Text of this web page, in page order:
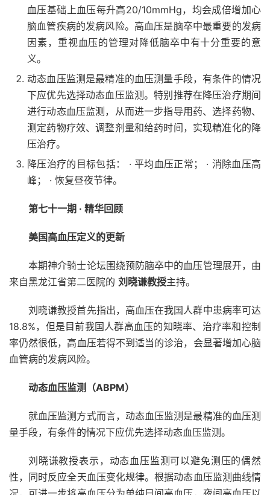
血压基础上血压每升高20/10mmHg，均会成倍增加心
脑血管疾病的发病风险。高血压是脑卒中最重要的发病
因素，重视血压的管理对降低脑卒中有十分重要的意
义。
动态血压监测是最精准的血压测量手段，有条件的情况
下应优先选择动态血压监测。特别推荐在降压治疗期间
进行动态血压监测，从而进一步指导用药、选择药物、
测定药物疗效、调整剂量和给药时间，实现精准化的降
压治疗。
降压治疗的目标包括： · 平均血压正常； · 消除血压高
峰； · 恢复昼夜节律。
第七十一期 · 精华回顾
美国高血压定义的更新
本期神介骑士论坛围绕预防脑卒中的血压管理展开，由
来自黑龙江省第二医院的 刘晓谦教授主持。
刘晓谦教授首先指出，高血压在我国人群中患病率可达
18.8%，但是目前我国人群高血压的知晓率、治疗率和控制
率仍然很低，高血压若得不到适当的诊治，会显著增加心脑
血管病的发病风险。
动态血压监测（ABPM）
就血压监测方式而言，动态血压监测是最精准的血压测
量手段，有条件的情况下应优先选择动态血压监测。
刘晓谦教授表示，动态血压监测可以避免测压的偶然
性，同时反应全天血压变化规律。根据动态血压监测曲线情